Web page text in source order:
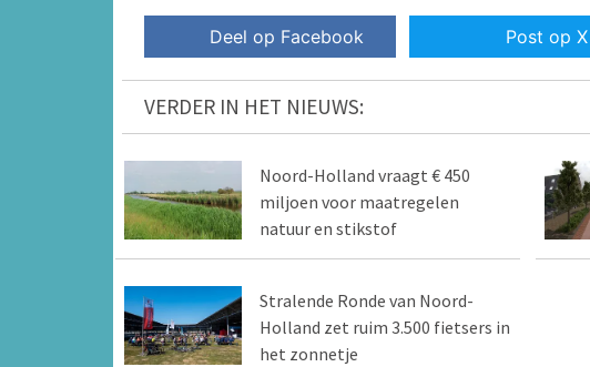
Deel op Facebook Post op X
VERDER IN HET NIEUWS:
Noord-Holland vraagt € 450
miljoen voor maatregelen
natuur en stikstof
Stralende Ronde van Noord-
Holland zet ruim 3.500 fietsers in
het zonnetje